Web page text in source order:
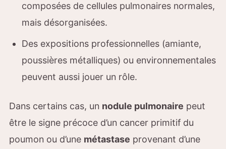
composées de cellules pulmonaires normales,
mais désorganisées.
Des expositions professionnelles (amiante,
poussières métalliques) ou environnementales
peuvent aussi jouer un rôle.
Dans certains cas, un nodule pulmonaire peut
être le signe précoce d’un cancer primitif du
poumon ou d’une métastase provenant d’une